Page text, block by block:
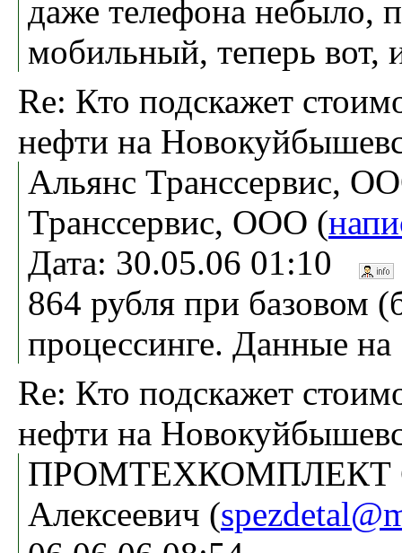
даже телефона небыло,
мобильный, теперь вот,
Re: Кто подскажет
нефти на
Альянс Транссервис,
Транссервис, ООО (
Дата: 30.05.06 01:10
864 рубля при базовом
процессинге. Данные на
Re: Кто подскажет
нефти на
ПРОМТЕХКОМПЛЕКТ
Алексеевич (